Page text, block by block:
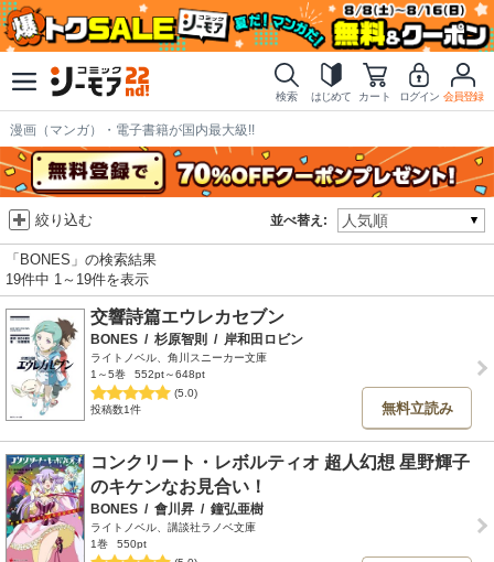
検索 はじめて カート ログイン 会員登録
漫画（マンガ）・電子書籍が国内最大級!!
並べ替え:
絞り込む
「BONES」の検索結果
19件中 1～19件を表示
交響詩篇エウレカセブン
BONES / 杉原智則 / 岸和田ロビン
ライトノベル、角川スニーカー文庫
1～5巻
552pt～648pt
(5.0)
投稿数1件
無料立読み
コンクリート・レボルティオ 超人幻想 星野輝子
のキケンなお見合い！
BONES / 會川昇 / 鐘弘亜樹
ライトノベル、講談社ラノベ文庫
1巻
550pt